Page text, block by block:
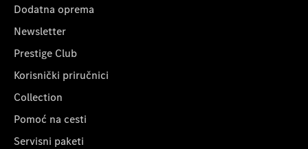
Dodatna oprema
Newsletter
Prestige Club
Korisnički priručnici
Collection
Pomoć na cesti
Servisni paketi